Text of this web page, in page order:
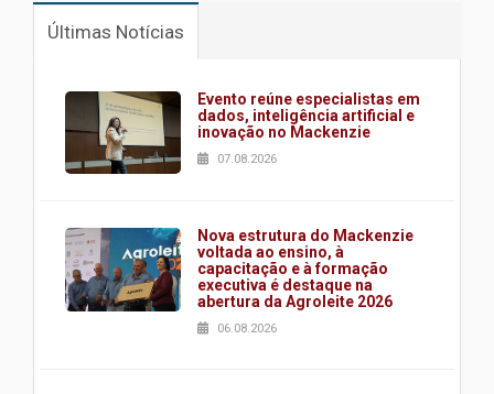
Últimas Notícias
Evento reúne especialistas em
dados, inteligência artificial e
inovação no Mackenzie
07.08.2026
Nova estrutura do Mackenzie
voltada ao ensino, à
capacitação e à formação
executiva é destaque na
abertura da Agroleite 2026
06.08.2026